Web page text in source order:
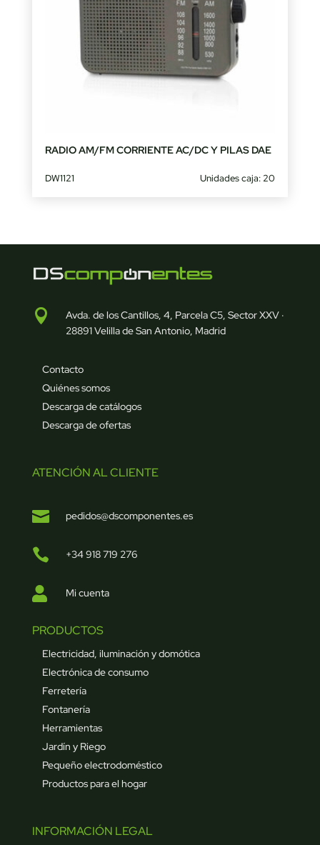
RADIO AM/FM CORRIENTE AC/DC Y PILAS DAE
DW1121 Unidades caja: 20

Avda. de los Cantillos, 4, Parcela C5, Sector XXV ·
28891 Velilla de San Antonio, Madrid
Contacto
Quiénes somos
Descarga de catálogos
Descarga de ofertas
ATENCIÓN AL CLIENTE
 pedidos@dscomponentes.es
 +34 918 719 276
 Mi cuenta
PRODUCTOS
Electricidad, iluminación y domótica
Electrónica de consumo
Ferretería
Fontanería
Herramientas
Jardín y Riego
Pequeño electrodoméstico
Productos para el hogar
INFORMACIÓN LEGAL